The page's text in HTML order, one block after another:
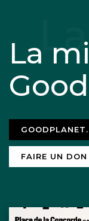
La
FAIRE UN DON